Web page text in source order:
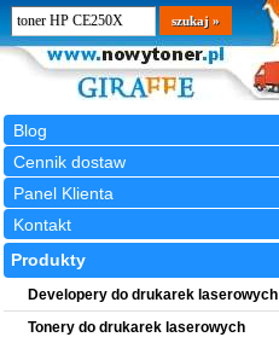
Blog
Cennik dostaw
Panel Klienta
Kontakt
Wyszukiwarka
szukaj
Produkty
Developery do drukarek laserowych
Tonery do drukarek laserowych